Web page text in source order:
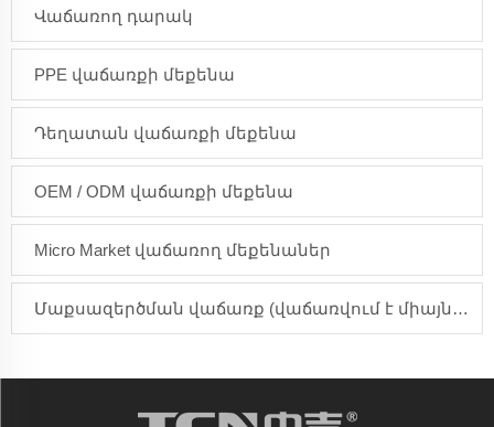
Վաճառող դարակ
PPE վաճառքի մեքենա
Դեղատան վաճառքի մեքենա
OEM / ODM վաճառքի մեքենա
Micro Market վաճառող մեքենաներ
Մաքսազերծման վաճառք (վաճառվում է միայն Ասիայի տարածաշրջանում)